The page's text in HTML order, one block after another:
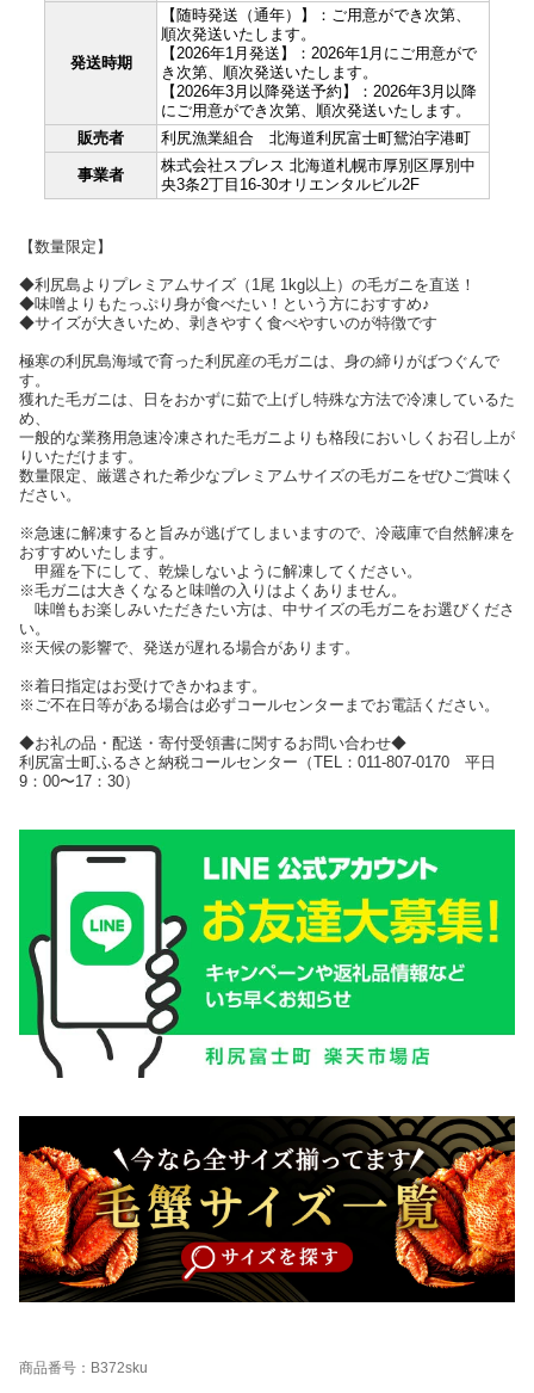
発送時期
【随時発送（通年）】：ご用意ができ次第、
順次発送いたします。
【2026年1月発送】：2026年1月にご用意がで
き次第、順次発送いたします。
【2026年3月以降発送予約】：2026年3月以降
にご用意ができ次第、順次発送いたします。
販売者
利尻漁業組合 北海道利尻富士町鴛泊字港町
事業者
株式会社スプレス 北海道札幌市厚別区厚別中
央3条2丁目16-30オリエンタルビル2F
【数量限定】
◆利尻島よりプレミアムサイズ（1尾 1kg以上）の毛ガニを直送！
◆味噌よりもたっぷり身が食べたい！という方におすすめ♪
◆サイズが大きいため、剥きやすく食べやすいのが特徴です
極寒の利尻島海域で育った利尻産の毛ガニは、身の締りがばつぐんで
す。
獲れた毛ガニは、日をおかずに茹で上げし特殊な方法で冷凍しているた
め、
一般的な業務用急速冷凍された毛ガニよりも格段においしくお召し上が
りいただけます。
数量限定、厳選された希少なプレミアムサイズの毛ガニをぜひご賞味く
ださい。
※急速に解凍すると旨みが逃げてしまいますので、冷蔵庫で自然解凍を
おすすめいたします。
甲羅を下にして、乾燥しないように解凍してください。
※毛ガニは大きくなると味噌の入りはよくありません。
味噌もお楽しみいただきたい方は、中サイズの毛ガニをお選びくださ
い。
※天候の影響で、発送が遅れる場合があります。
※着日指定はお受けできかねます。
※ご不在日等がある場合は必ずコールセンターまでお電話ください。
◆お礼の品・配送・寄付受領書に関するお問い合わせ◆
利尻富士町ふるさと納税コールセンター（TEL：011-807-0170 平日
9：00〜17：30）
商品番号：B372sku